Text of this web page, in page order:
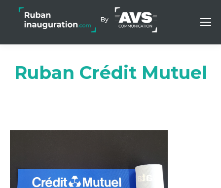
Ruban Crédit Mutuel